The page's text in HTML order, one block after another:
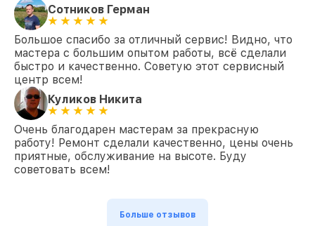
Сотников Герман
Большое спасибо за отличный сервис! Видно, что
мастера с большим опытом работы, всё сделали
быстро и качественно. Советую этот сервисный
центр всем!
Куликов Никита
Очень благодарен мастерам за прекрасную
работу! Ремонт сделали качественно, цены очень
приятные, обслуживание на высоте. Буду
советовать всем!
Больше отзывов